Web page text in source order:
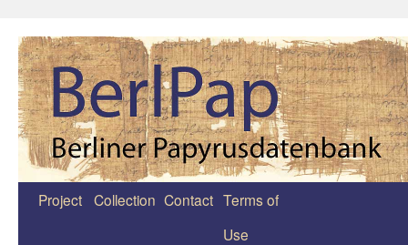
Zum
Project Collection Contact Terms of
Use